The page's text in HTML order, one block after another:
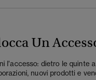
Un
l'accesso: dietro le quinte
nuovi prodotti e